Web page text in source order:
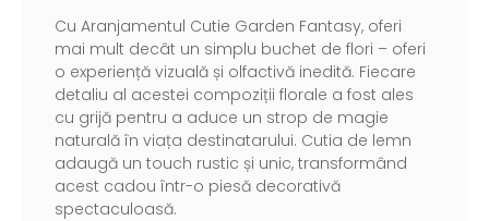
Cu Aranjamentul Cutie Garden Fantasy, oferi
mai mult decât un simplu buchet de flori – oferi
o experiență vizuală și olfactivă inedită. Fiecare
detaliu al acestei compoziții florale a fost ales
cu grijă pentru a aduce un strop de magie
naturală în viața destinatarului. Cutia de lemn
adaugă un touch rustic și unic, transformând
acest cadou într-o piesă decorativă
spectaculoasă.